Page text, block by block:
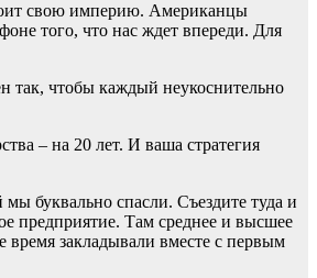
свою империю. Американцы
того, что нас ждет впереди. Для
так, чтобы каждый неукоснительно
– на 20 лет. И ваша стратегия
буквально спасли. Съездите туда и
предприятие. Там среднее и высшее
время закладывали вместе с первым